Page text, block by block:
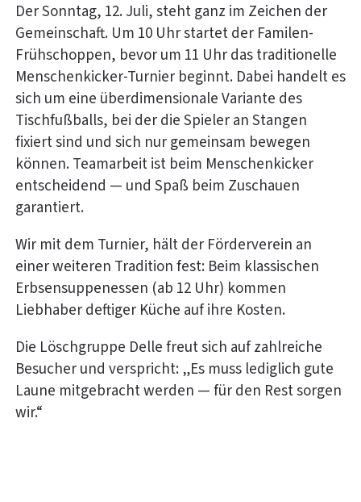
Der Sonntag, 12. Juli, steht ganz im Zeichen der
Gemeinschaft. Um 10 Uhr startet der Familen-
Frühschoppen, bevor um 11 Uhr das traditionelle
Menschenkicker-Turnier beginnt. Dabei handelt es
sich um eine überdimensionale Variante des
Tischfußballs, bei der die Spieler an Stangen
fixiert sind und sich nur gemeinsam bewegen
können. Teamarbeit ist beim Menschenkicker
entscheidend — und Spaß beim Zuschauen
garantiert.
Wir mit dem Turnier, hält der Förderverein an
einer weiteren Tradition fest: Beim klassischen
Erbsensuppenessen (ab 12 Uhr) kommen
Liebhaber deftiger Küche auf ihre Kosten.
Die Löschgruppe Delle freut sich auf zahlreiche
Besucher und verspricht: „Es muss lediglich gute
Laune mitgebracht werden — für den Rest sorgen
wir.“